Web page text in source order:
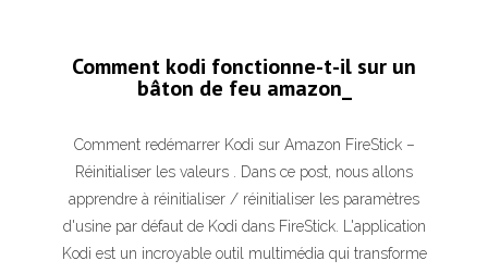
Comment kodi fonctionne-t-il sur un
bâton de feu amazon_
Comment redémarrer Kodi sur Amazon FireStick –
Réinitialiser les valeurs . Dans ce post, nous allons
apprendre à réinitialiser / réinitialiser les paramètres
d'usine par défaut de Kodi dans FireStick. L'application
Kodi est un incroyable outil multimédia qui transforme